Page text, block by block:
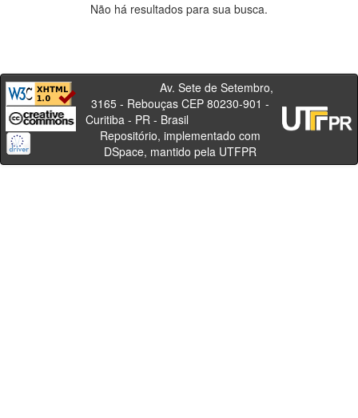
Não há resultados para sua busca.
Av. Sete de Setembro,
3165 - Rebouças CEP 80230-901 -
Curitiba - PR - Brasil
Repositório, implementado com
DSpace, mantido pela UTFPR